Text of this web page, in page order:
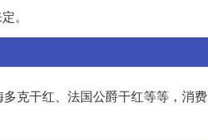
。
克干红、法国公爵干红等等，消费